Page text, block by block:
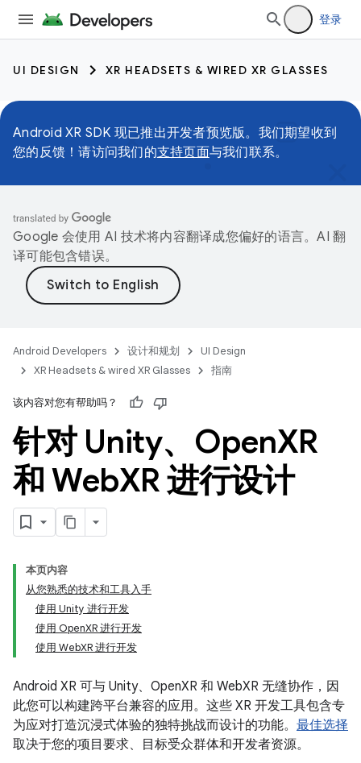
登录
UI DESIGN XR HEADSETS & WIRED XR GLASSES
Android XR SDK 现已推出开发者预览版。我们期望收到
您的反馈！请访问我们的支持页面与我们联系。
Google 会使用 AI 技术将内容翻译成您偏好的语言。AI 翻
译可能包含错误。
Android Developers 设计和规划
UI Design
XR Headsets & wired XR Glasses
指南
该内容对您有帮助吗？
针对 Unity、OpenXR
和 WebXR 进行设计
本页内容
从您熟悉的技术和工具入手
使用 Unity 进行开发
使用 OpenXR 进行开发
使用 WebXR 进行开发
Android XR 可与 Unity、OpenXR 和 WebXR 无缝协作，因
此您可以构建跨平台兼容的应用。这些 XR 开发工具包含专
为应对打造沉浸式体验的独特挑战而设计的功能。 最佳选择
取决于您的项目要求、目标受众群体和开发者资源。